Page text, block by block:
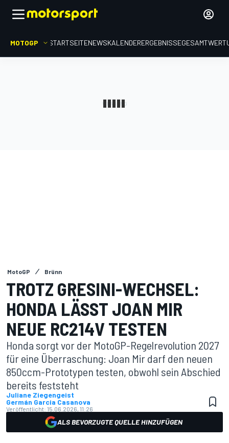
MOTOGP STARTSEITENEWSKALENDERERGEBNISSE
MotoGP Brünn
TROTZ GRESINI-WECHSEL:
HONDA LÄSST JOAN MIR
NEUE RC214V TESTEN
Honda sorgt vor der MotoGP-Regelrevolution 2027
für eine Überraschung: Joan Mir darf den neuen
850ccm-Prototypen testen, obwohl sein Abschied
bereits feststeht
Juliane Ziegengeist
Germán Garcia Casanova
Veröffentlicht: 15.06.2026, 11:26
ALS BEVORZUGTE QUELLE HINZUFÜGEN